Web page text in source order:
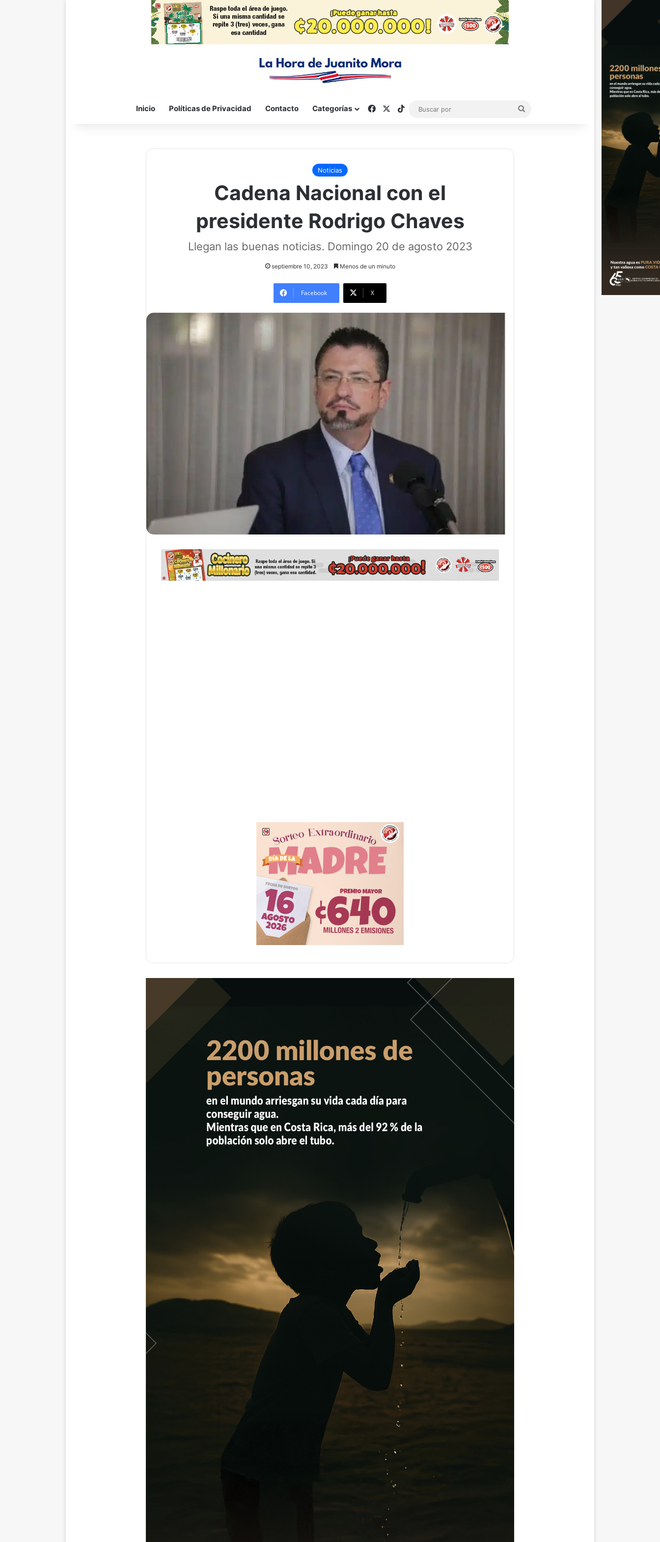
Inicio Políticas de Privacidad Contacto Categorías FacebookTikTok
Noticias
Cadena Nacional con el
presidente Rodrigo Chaves
Llegan las buenas noticias. Domingo 20 de agosto 2023
septiembre 10, 2023 Menos de un minuto
Facebook X